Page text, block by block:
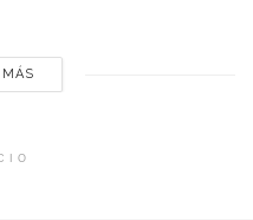
MÁS